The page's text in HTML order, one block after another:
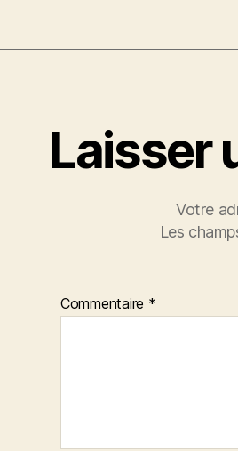
Laisser
Votre
Les
Commentaire *